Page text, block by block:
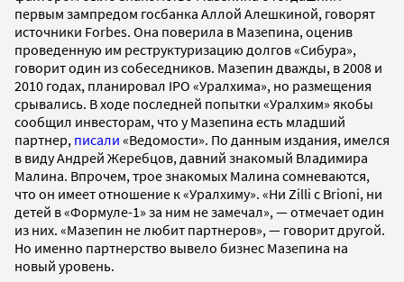
первым зампредом госбанка Аллой Алешкиной, говорят
источники Forbes. Она поверила в Мазепина, оценив
проведенную им реструктуризацию долгов «Сибура»,
говорит один из собеседников. Мазепин дважды, в 2008 и
2010 годах, планировал IPO «Уралхима», но размещения
срывались. В ходе последней попытки «Уралхим» якобы
сообщил инвесторам, что у Мазепина есть младший
партнер, писали «Ведомости». По данным издания, имелся
в виду Андрей Жеребцов, давний знакомый Владимира
Малина. Впрочем, трое знакомых Малина сомневаются,
что он имеет отношение к «Уралхиму». «Ни Zilli с Вrioni, ни
детей в «Формуле-1» за ним не замечал», — отмечает один
из них. «Мазепин не любит партнеров», — говорит другой.
Но именно партнерство вывело бизнес Мазепина на
новый уровень.